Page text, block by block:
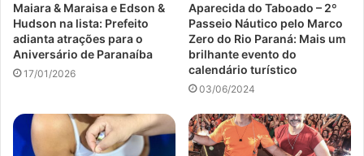
Maiara & Maraisa e Edson &
Hudson na lista: Prefeito
adianta atrações para o
Aniversário de Paranaíba
17/01/2026
Aparecida do Taboado – 2º
Passeio Náutico pelo Marco
Zero do Rio Paraná: Mais um
brilhante evento do
calendário turístico
03/06/2024